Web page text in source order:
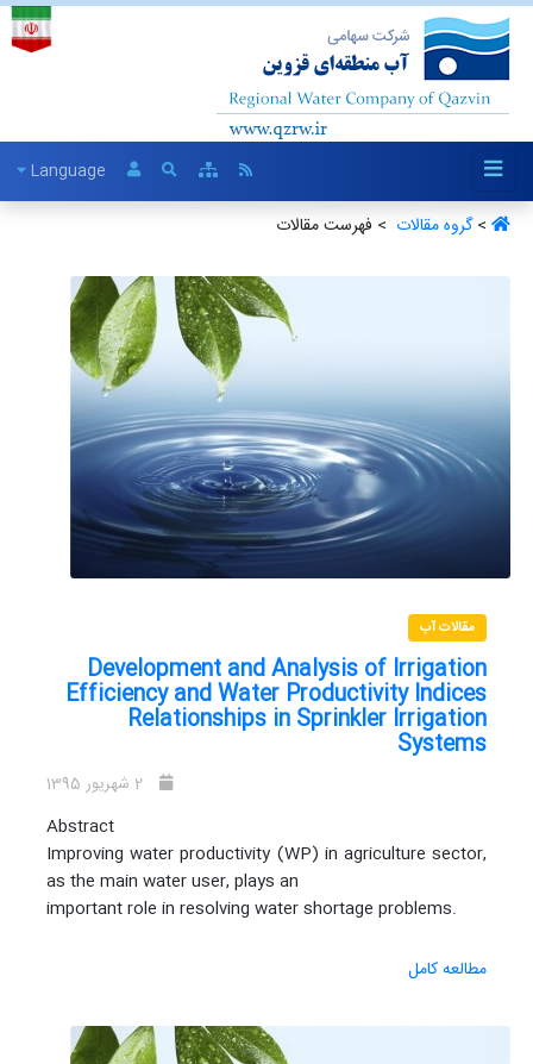
Language
>گروه مقالات ‏ > فهرست مقالات
مقالات آب
Development and Analysis of Irrigation
Efficiency and Water Productivity Indices
Relationships in Sprinkler Irrigation
Systems
Abstract
Improving water productivity (WP) in agriculture sector,
as the main water user, plays an
important role in resolving water shortage problems.
مطالعه کامل